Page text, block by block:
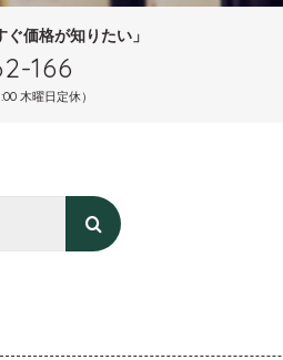
ぐ価格が知りたい」
166
木曜日定休）